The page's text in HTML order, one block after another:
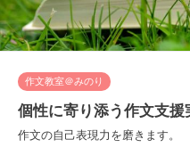
作文教室＠みのり
個性に寄り添う作文支援
作文の自己表現力を磨きます。